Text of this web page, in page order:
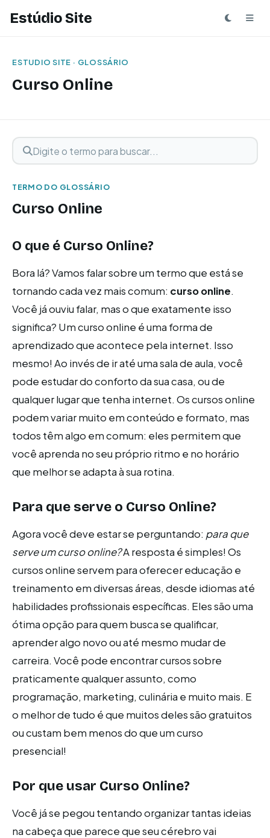
Estúdio Site
ESTUDIO SITE · GLOSSÁRIO
Curso Online
Buscar termo
Digite o termo para buscar
TERMO DO GLOSSÁRIO
Curso Online
O que é Curso Online?
Bora lá? Vamos falar sobre um termo que está se
tornando cada vez mais comum: curso online.
Você já ouviu falar, mas o que exatamente isso
significa? Um curso online é uma forma de
aprendizado que acontece pela internet. Isso
mesmo! Ao invés de ir até uma sala de aula, você
pode estudar do conforto da sua casa, ou de
qualquer lugar que tenha internet. Os cursos online
podem variar muito em conteúdo e formato, mas
todos têm algo em comum: eles permitem que
você aprenda no seu próprio ritmo e no horário
que melhor se adapta à sua rotina.
Para que serve o Curso Online?
Agora você deve estar se perguntando: para que
serve um curso online?A resposta é simples! Os
cursos online servem para oferecer educação e
treinamento em diversas áreas, desde idiomas até
habilidades profissionais específicas. Eles são uma
ótima opção para quem busca se qualificar,
aprender algo novo ou até mesmo mudar de
carreira. Você pode encontrar cursos sobre
praticamente qualquer assunto, como
programação, marketing, culinária e muito mais. E
o melhor de tudo é que muitos deles são gratuitos
ou custam bem menos do que um curso
presencial!
Por que usar Curso Online?
Você já se pegou tentando organizar tantas ideias
na cabeça que parece que seu cérebro vai